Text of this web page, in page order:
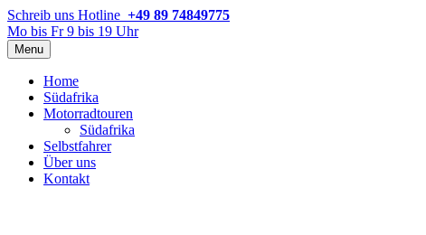
Schreib uns Hotline +49 89 74849775
Mo bis Fr 9 bis 19 Uhr
Menu
Home
Südafrika
Motorradtouren
Südafrika
Selbstfahrer
Über uns
Kontakt